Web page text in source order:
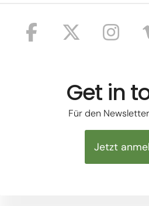
Get in
Für den
Jetzt